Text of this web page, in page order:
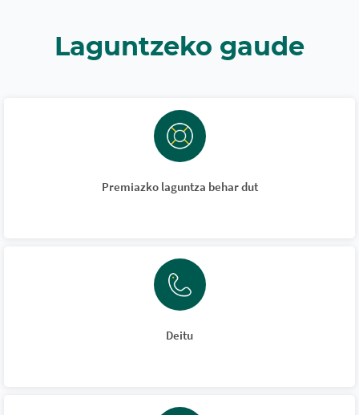
Laguntzeko gaude
Premiazko laguntza behar dut
Deitu